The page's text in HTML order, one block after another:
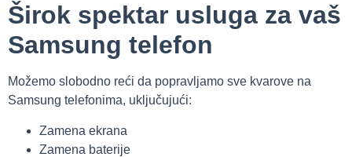
Širok spektar usluga za vaš
Samsung telefon
Možemo slobodno reći da popravljamo sve kvarove na
Samsung telefonima, uključujući:
Zamena ekrana
Zamena baterije